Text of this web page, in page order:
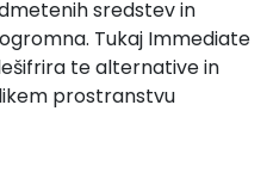
sredstev in
Tukaj Immediate
te alternative in
prostranstvu